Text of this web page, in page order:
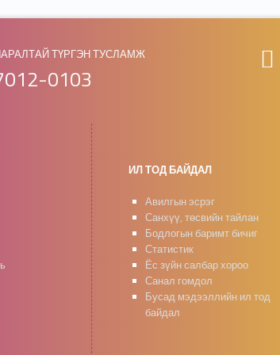
ТҮРГЭН ТУСЛАМЖ
0103
ИЛ ТОД БАЙДАЛ
Авилгын эсрэг
Санхүү, төсвийн тайлан
Бодлогын баримт бичиг
Статистик
Ёс зүйн салбар хороо
Санал гомдол
Бусад мэдээллийн ил тод
байдал